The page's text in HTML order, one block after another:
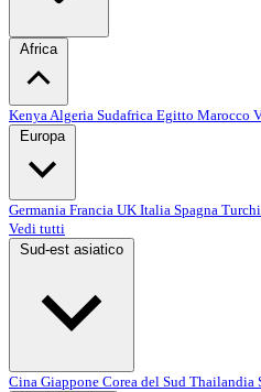
Africa
KenyaAlgeria Sudafrica Egitto Marocco
Europa
Germania Francia UK Italia Spagna
Vedi tutti
Sud-est asiatico
Cina Giappone Corea del Sud Thailandia